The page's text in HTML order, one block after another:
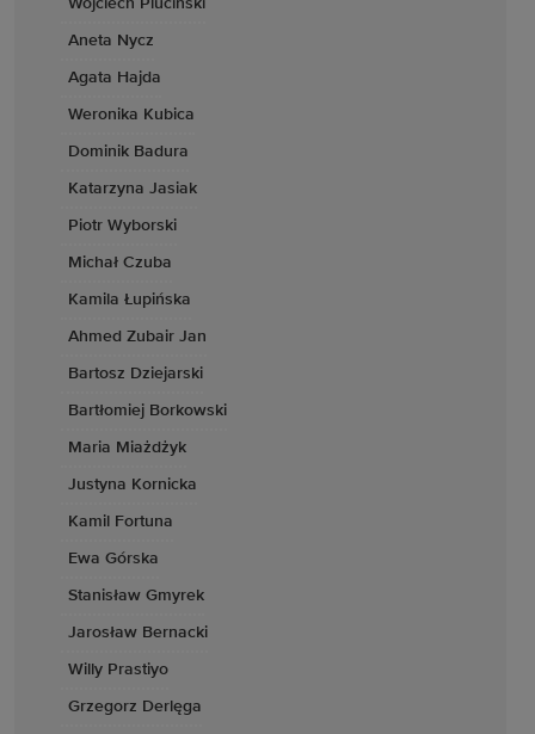
Wojciech Pluciński
Aneta Nycz
Agata Hajda
Weronika Kubica
Dominik Badura
Katarzyna Jasiak
Piotr Wyborski
Michał Czuba
Kamila Łupińska
Ahmed Zubair Jan
Bartosz Dziejarski
Bartłomiej Borkowski
Maria Miażdżyk
Justyna Kornicka
Kamil Fortuna
Ewa Górska
Stanisław Gmyrek
Jarosław Bernacki
Willy Prastiyo
Grzegorz Derlęga